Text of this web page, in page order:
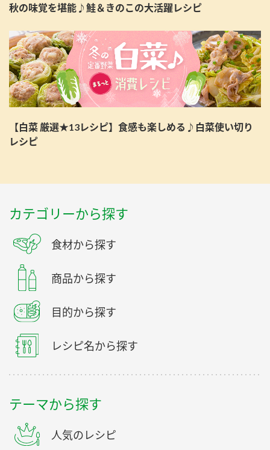
秋の味覚を堪能♪鮭＆きのこの大活躍レシピ
【白菜 厳選★13レシピ】食感も楽しめる♪白菜使い切り
レシピ
カテゴリーから探す
食材から探す
商品から探す
目的から探す
レシピ名から探す
テーマから探す
人気のレシピ